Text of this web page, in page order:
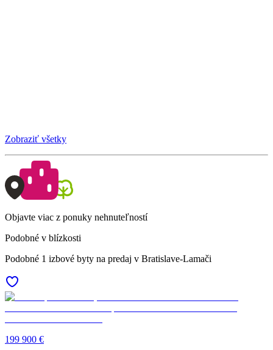
Zobraziť všetky
Objavte viac z ponuky nehnuteľností
Podobné v blízkosti
Podobné 1 izbové byty na predaj v Bratislave-Lamači
199 900 €